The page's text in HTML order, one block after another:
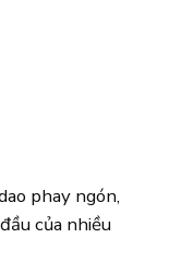
phay ngón,
của nhiều